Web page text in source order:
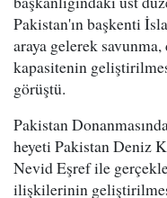
Pakistan'ın başkenti
araya gelerek
kapasitenin
görüştü.
Pakistan
heyeti Pakistan Deniz
Nevid Eşref ile
ilişkilerinin